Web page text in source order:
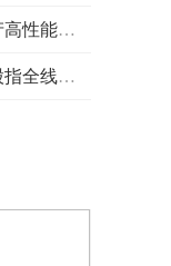
40nm制程工艺
光跌幅超过2%